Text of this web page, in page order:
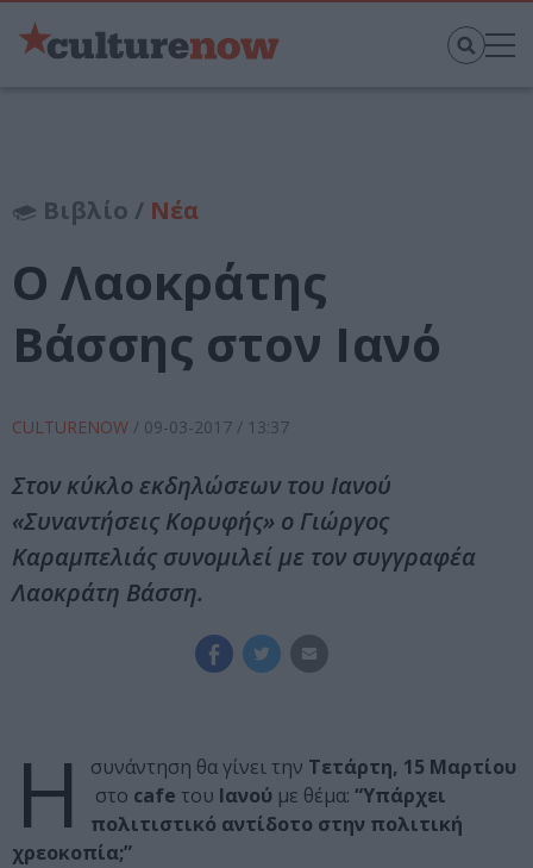
Βιβλίο / Νέα
Ο Λαοκράτης
Βάσσης στον Ιανό
CULTURENOW / 09-03-2017 / 13:37
Στον κύκλο εκδηλώσεων του Ιανού
«Συναντήσεις Κορυφής» ο Γιώργος
Καραμπελιάς συνομιλεί με τον συγγραφέα
Λαοκράτη Βάσση.
Η συνάντηση θα γίνει την Τετάρτη, 15 Μαρτίου
στο cafe του Ιανού με θέμα: “Υπάρχει
πολιτιστικό αντίδοτο στην πολιτική
χρεοκοπία;”